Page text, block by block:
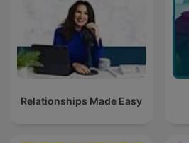
Relationships Made Easy